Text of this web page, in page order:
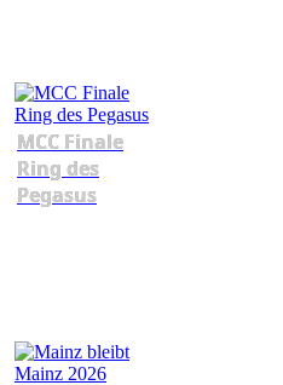
MCC Finale
Ring des
Pegasus